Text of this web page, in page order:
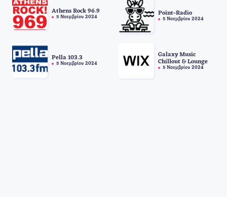
Athens Rock 96.9
5 Νοεμβρίου 2024
Point-Radio
5 Νοεμβρίου 2024
Pella 103.3
5 Νοεμβρίου 2024
Galaxy Music
Chillout & Lounge
5 Νοεμβρίου 2024